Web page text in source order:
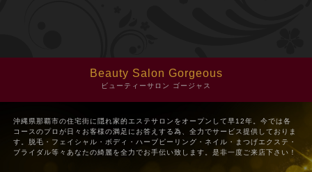
Beauty Salon Gorgeous
ビューティーサロン ゴージャス
沖縄県那覇市の住宅街に隠れ家的エステサロンをオープンして早12年。今では各
コースのプロが日々お客様の満足にお答えする為、全力でサービス提供しておりま
す。脱毛・フェイシャル・ボディ・ハーブピーリング・ネイル・まつげエクステ・
ブライダル等々あなたの綺麗を全力でお手伝い致します。是非一度ご来店下さい！